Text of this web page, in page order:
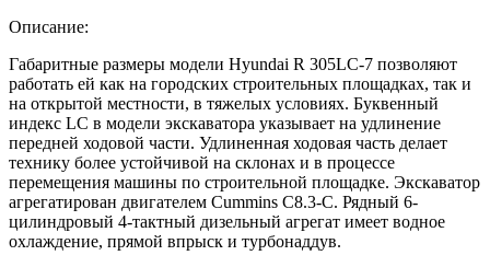
Описание:
Габаритные размеры модели Hyundai R 305LC-7 позволяют
работать ей как на городских строительных площадках, так и
на открытой местности, в тяжелых условиях. Буквенный
индекс LC в модели экскаватора указывает на удлинение
передней ходовой части. Удлиненная ходовая часть делает
технику более устойчивой на склонах и в процессе
перемещения машины по строительной площадке. Экскаватор
агрегатирован двигателем Cummins C8.3-С. Рядный 6-
цилиндровый 4-тактный дизельный агрегат имеет водное
охлаждение, прямой впрыск и турбонаддув.